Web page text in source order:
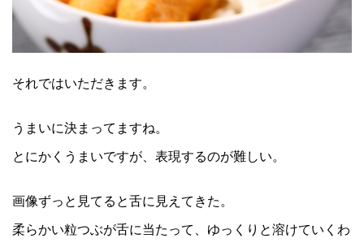
それではいただきます。
うまいに決まってますね。
とにかくうまいですが、表現するのが難しい。
画像ずっと見てると舌に見えてきた。
柔らかい粒つぶが舌に当たって、ゆっくりと溶けていくわ